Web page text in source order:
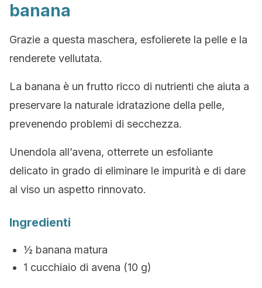
banana
Grazie a questa maschera, esfolierete la pelle e la
renderete vellutata.
La banana è un frutto ricco di nutrienti che aiuta a
preservare la naturale idratazione della pelle,
prevenendo problemi di secchezza.
Unendola all’avena, otterrete un esfoliante
delicato in grado di eliminare le impurità e di dare
al viso un aspetto rinnovato.
Ingredienti
½ banana matura
1 cucchiaio di avena (10 g)